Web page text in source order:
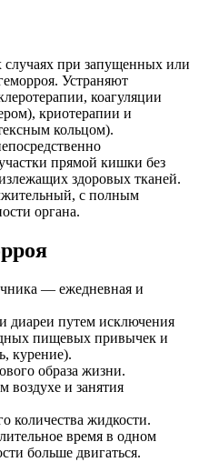
при запущенных или
Устраняют
коагуляции
криотерапии и
кольцом).
прямой кишки без
здоровых тканей.
с полным
органа.
— ежедневная и
диареи путем исключения
пищевых привычек и
курение).
образа жизни.
воздухе и занятия
количества жидкости.
время в одном
больше двигаться.